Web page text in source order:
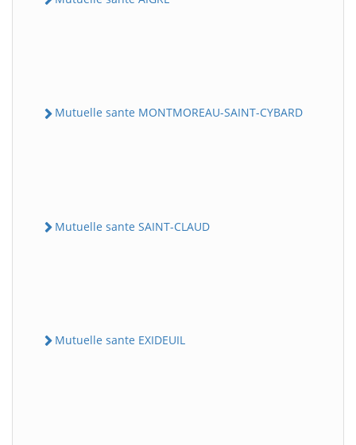
Mutuelle sante MONTMOREAU-SAINT-CYBARD
Mutuelle sante SAINT-CLAUD
Mutuelle sante EXIDEUIL